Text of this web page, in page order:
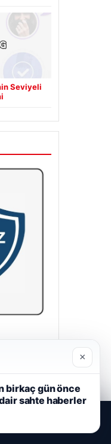
Seviyeli
×
birkaç gün önce
sahte haberler